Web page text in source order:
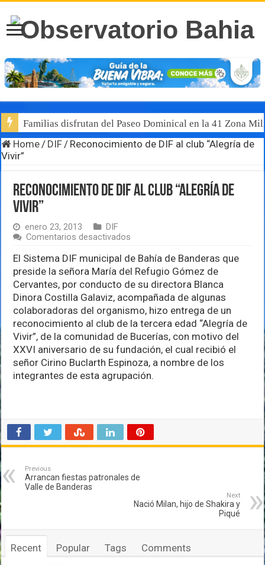
Familias disfrutan del Paseo Dominical en la 41 Zona
Home / DIF / Reconocimiento de DIF al club “Alegría de
Vivir”
Reconocimiento de DIF al club “Alegría de
Vivir”
enero 23, 2013
DIF
Comentarios desactivados
de
DIF
al
club
“Alegría
de
Vivir”
El Sistema DIF municipal de Bahía de Banderas que
preside la señora María del Refugio Gómez de
Cervantes, por conducto de su directora Blanca
Dinora Costilla Galaviz, acompañada de algunas
colaboradoras del organismo, hizo entrega de un
reconocimiento al club de la tercera edad “Alegría de
Vivir”, de la comunidad de Bucerías, con motivo del
XXVI aniversario de su fundación, el cual recibió el
señor Cirino Buclarth Espinoza, a nombre de los
integrantes de esta agrupación.
Previous
Arrancan fiestas patronales de
Valle de Banderas
Next
Nació Milan, hijo de Shakira y
Piqué
Recent Popular Tags Comments